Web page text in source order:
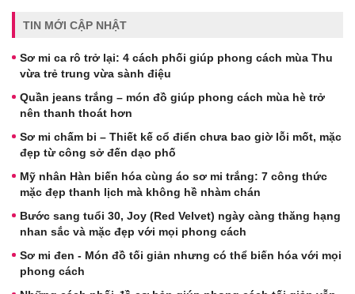
TIN MỚI CẬP NHẬT
Sơ mi ca rô trở lại: 4 cách phối giúp phong cách mùa Thu
vừa trẻ trung vừa sành điệu
Quần jeans trắng – món đồ giúp phong cách mùa hè trở
nên thanh thoát hơn
Sơ mi chấm bi – Thiết kế cổ điển chưa bao giờ lỗi mốt, mặc
đẹp từ công sở đến dạo phố
Mỹ nhân Hàn biến hóa cùng áo sơ mi trắng: 7 công thức
mặc đẹp thanh lịch mà không hề nhàm chán
Bước sang tuổi 30, Joy (Red Velvet) ngày càng thăng hạng
nhan sắc và mặc đẹp với mọi phong cách
Sơ mi đen - Món đồ tối giản nhưng có thể biến hóa với mọi
phong cách